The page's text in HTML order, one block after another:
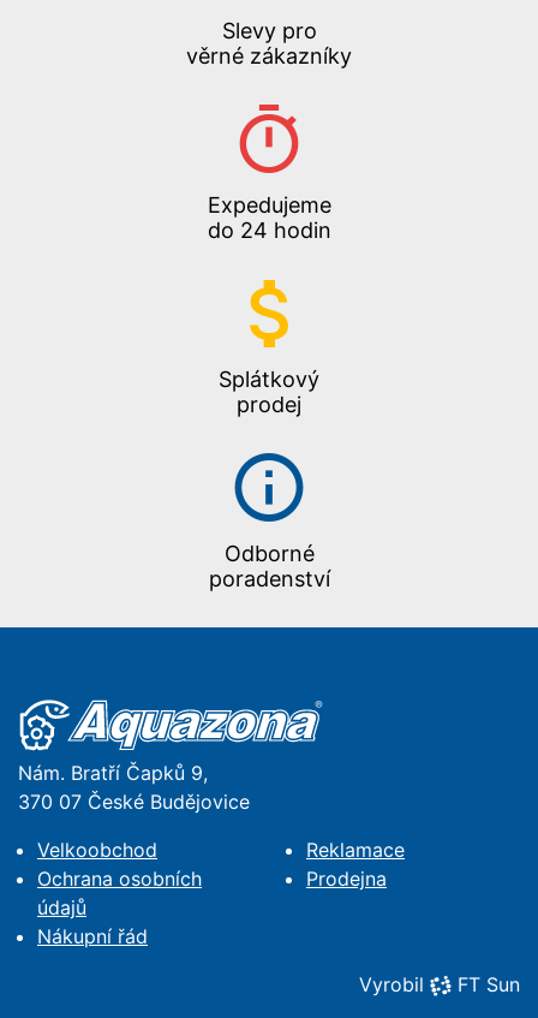
Slevy pro
věrné zákazníky
Expedujeme
do 24 hodin
Splátkový
prodej
Odborné
poradenství
Nám. Bratří Čapků 9,
370 07 České Budějovice
Velkoobchod
Ochrana osobních
údajů
Nákupní řád
Reklamace
Prodejna
Vyrobil FT Sun